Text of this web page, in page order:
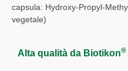
capsula: Hydroxy-Propyl-
vegetale)
Alta qualità da Biotikon®